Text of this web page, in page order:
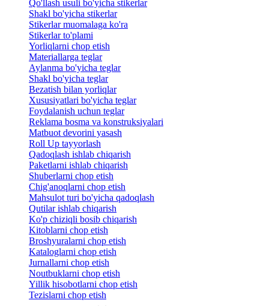
Qo'llash usuli bo'yicha stikerlar
Shakl bo'yicha stikerlar
Stikerlar muomalaga ko'ra
Stikerlar to'plami
Yorliqlarni chop etish
Materiallarga teglar
Aylanma bo'yicha teglar
Shakl bo'yicha teglar
Bezatish bilan yorliqlar
Xususiyatlari bo'yicha teglar
Foydalanish uchun teglar
Reklama bosma va konstruksiyalari
Matbuot devorini yasash
Roll Up tayyorlash
Qadoqlash ishlab chiqarish
Paketlarni ishlab chiqarish
Shuberlarni chop etish
Chig'anoqlarni chop etish
Mahsulot turi bo'yicha qadoqlash
Qutilar ishlab chiqarish
Ko'p chiziqli bosib chiqarish
Kitoblarni chop etish
Broshyuralarni chop etish
Kataloglarni chop etish
Jurnallarni chop etish
Noutbuklarni chop etish
Yillik hisobotlarni chop etish
Tezislarni chop etish